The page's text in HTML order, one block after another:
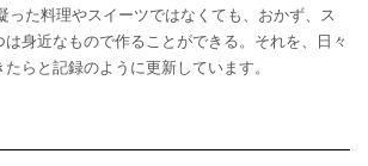
った料理やスイーツではなくても、おかず、ス
身近なもので作ることができる。それを、日々
らと記録のように更新しています。